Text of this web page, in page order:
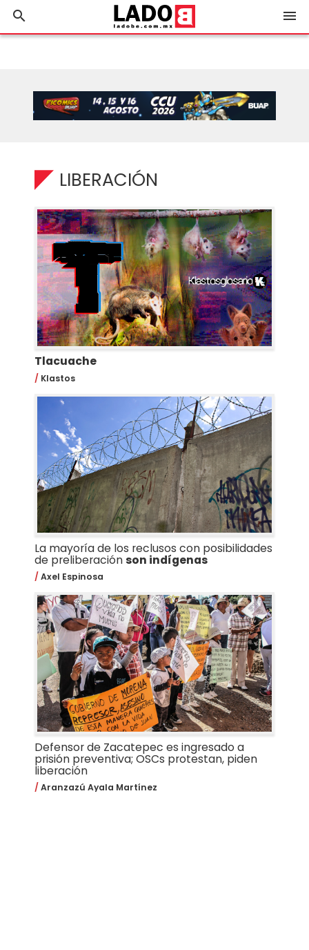
search menu
LIBERACIÓN
Tlacuache
Klastos
La mayoría de los reclusos con posibilidades
de preliberaciónson indígenas
Axel Espinosa
Defensor de Zacatepec es ingresado a
prisión preventiva; OSCs protestan, piden
liberación
Aranzazú Ayala Martínez